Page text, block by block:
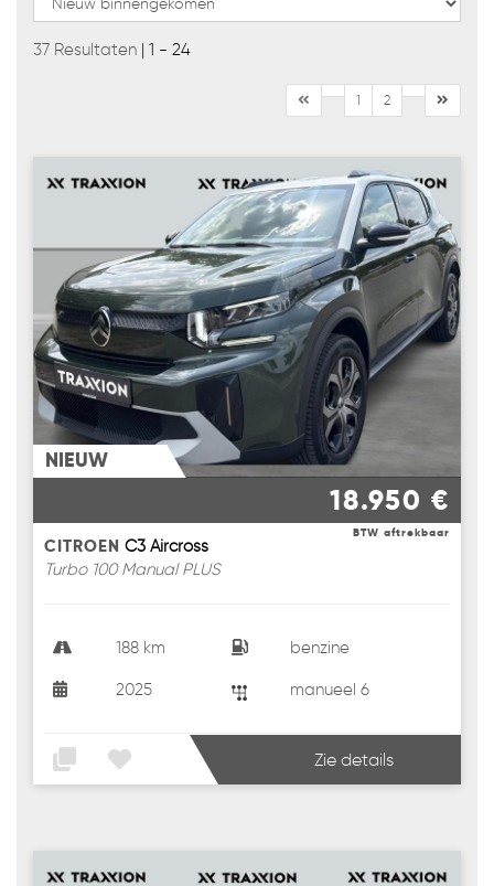
37 Resultaten | 1 - 24
1 2
NIEUW
18.950 €
BTW aftrekbaar
CITROEN C3 Aircross
Turbo 100 Manual PLUS
188 km benzine
2025 manueel 6
Zie details